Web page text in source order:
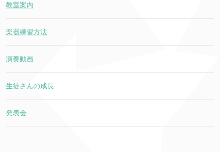
教室案内
楽器練習方法
演奏動画
生徒さんの成長
発表会